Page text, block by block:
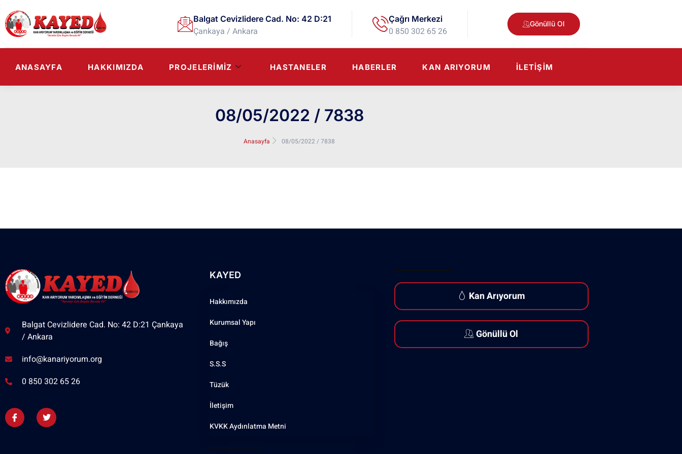
Balgat Cevizlidere Cad. No: 42 D:21
Çankaya / Ankara
Çağrı Merkezi
0 850 302 65 26
Gönüllü Ol
ANASAYFA HAKKIMIZDA PROJELERIMIZ HASTANELER HABERLER KAN ARIYORUM İLETIŞIM
08/05/2022 / 7838
Anasayfa 08/05/2022 / 7838
Balgat Cevizlidere Cad. No: 42 D:21 Çankaya
/ Ankara
info@kanariyorum.org
0 850 302 65 26
KAYED
Hakkımızda
Kurumsal Yapı
Bağış
S.S.S
Tüzük
İletişim
KVKK Aydınlatma Metni
Kan Arıyorum
Gönüllü Ol